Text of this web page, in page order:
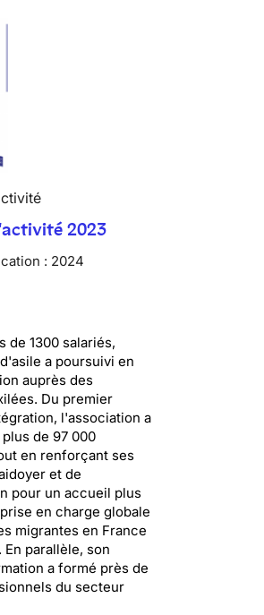
2023
: 2024
de 1300 salariés,
a poursuivi en
auprès des
Du premier
l'association a
de 97 000
en renforçant ses
et de
pour un accueil plus
en charge globale
migrantes en France
En parallèle, son
a formé près de
du secteur